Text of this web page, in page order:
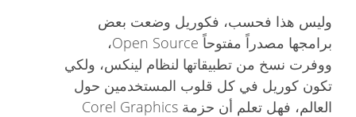
وليس هذا فحسب، فكوريل وضعت بعض
برامجها مصدراً مفتوحاً Open Source،
ووفرت نسخ من تطبيقاتها لنظام لينكس، ولكي
تكون كوريل في كل قلوب المستخدمين حول
العالم، فهل تعلم أن حزمة Corel Graphics